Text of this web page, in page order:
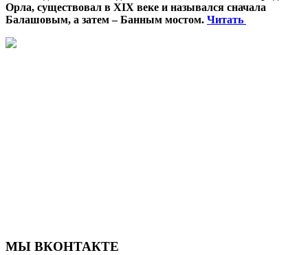
Орла, существовал в XIX веке и назывался сначала
Балашовым, а затем – Банным мостом. Читать
МЫ ВКОНТАКТЕ